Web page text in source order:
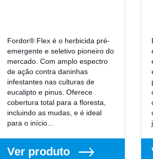
Fordor® Flex é o herbicida pré-
emergente e seletivo pioneiro do
mercado. Com amplo espectro
de ação contra daninhas
infestantes nas culturas de
eucalipto e pinus. Oferece
cobertura total para a floresta,
incluindo as mudas, e é ideal
para o início...
Ver produto